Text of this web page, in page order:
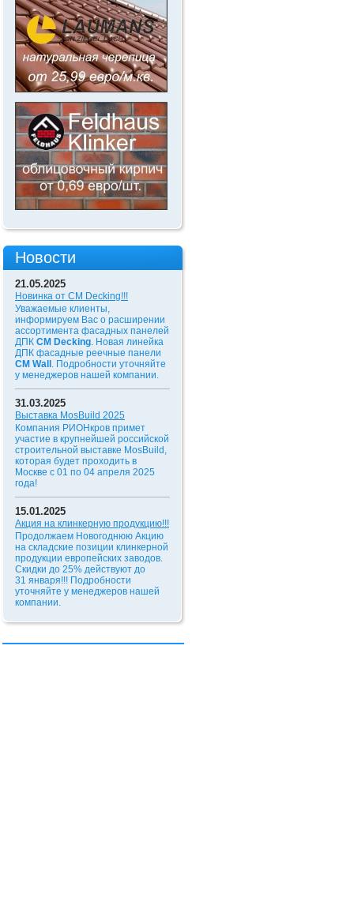
Новости
21.05.2025
Новинка от CM Decking!!!
Уважаемые клиенты,
информируем Вас о расширении
ассортимента фасадных панелей
ДПК CM Decking. Новая линейка
ДПК фасадные реечные панели
CM Wall . Подробности уточняйте
у менеджеров нашей компании.
31.03.2025
Выставка MosBuild 2025
Компания РИОНкров примет
участие в крупнейшей российской
строительной выставке MosBuild,
которая будет проходить в
Москве с 01 по 04 апреля 2025
года!
15.01.2025
Акция на клинкерную продукцию!!!
Продолжаем Новогоднюю Акцию
на складские позиции клинкерной
продукции европейских заводов.
Скидки до 25% действуют до
31 января!!! Подробности
уточняйте у менеджеров нашей
компании.